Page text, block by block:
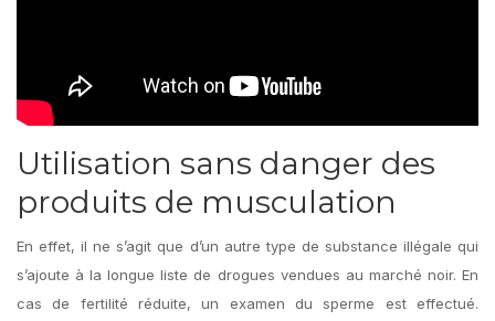
Utilisation sans danger des
produits de musculation
En effet, il ne s’agit que d’un autre type de substance illégale qui
s’ajoute à la longue liste de drogues vendues au marché noir. En
cas de fertilité réduite, un examen du sperme est effectué.